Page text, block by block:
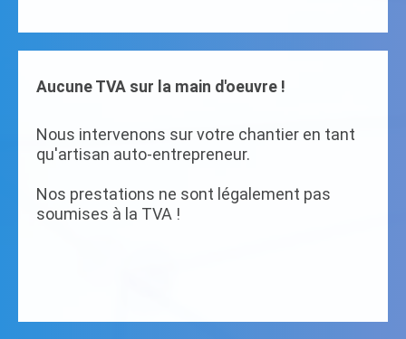
Aucune TVA sur la main d'oeuvre !
Nous intervenons sur votre chantier en tant
qu'artisan auto-entrepreneur.
Nos prestations ne sont légalement pas
soumises à la TVA !